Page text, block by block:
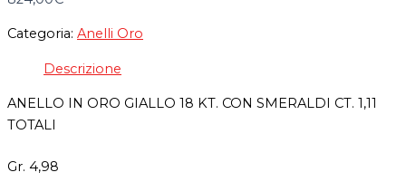
Categoria: Anelli Oro
Descrizione
ANELLO IN ORO GIALLO 18 KT. CON SMERALDI CT. 1,11
TOTALI
Gr. 4,98